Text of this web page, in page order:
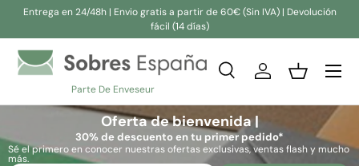
Entrega en 24/48h | Envio gratis a partir de 60€ (Sin IVA) | Devolución
fácil (14 días)
Parte De Enveseur
Buscar
Buscar
BuscarIniciar sesión
Cesta
Oferta de bienvenida |
30% de descuento en tu primer pedido*
Sé el primero en conocer nuestras ofertas exclusivas, ventas flash y mucho
más.